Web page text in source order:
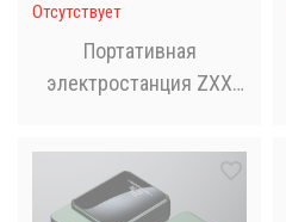
Отсутствует
Портативная
электростанция ZXX
(1000W, 220V)